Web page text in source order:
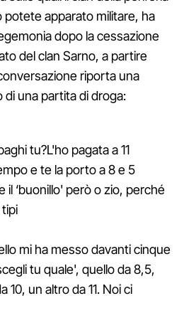
potete apparato militare, ha
dopo la cessazione
del clan Sarno, a partire
riporta una
una partita di droga:
tu?L'ho pagata a 11
e te la porto a 8 e 5
il ‘buonillo' però o zio, perché
mi ha messo davanti cinque
tu quale', quello da 8,5,
10, un altro da 11. Noi ci